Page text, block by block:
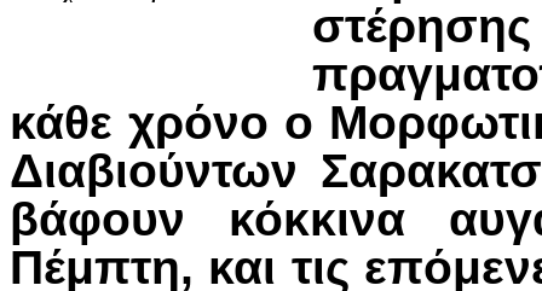
κάθε χρόνο ο
Διαβιούντων
βάφουν κόκκινα
Πέμπτη, και τις